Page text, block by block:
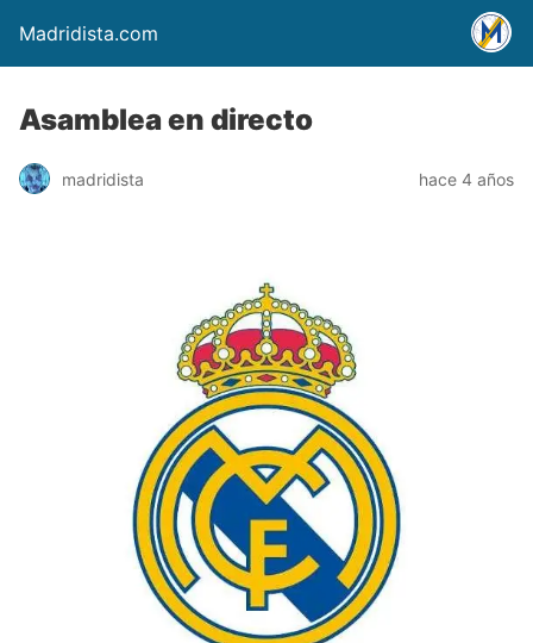
Madridista.com
Asamblea en directo
madridista hace 4 años